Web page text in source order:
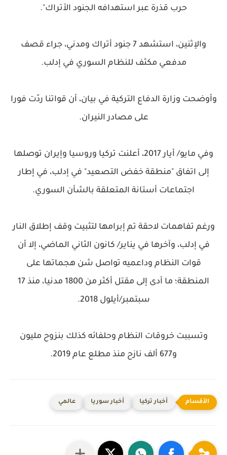
حرب قذرة عبر استهدافه الجنود الأتراك".
والإثنين، استشهد 7 جنود أتراك ومدني، جراء قصف
مدفعي مكثف للنظام السوري في إدلب.
وأوضحت وزارة الدفاع التركية في بيان، أن قواتنا ردّت فورا
على مصادر النيران.
وفي مايو/ أيار 2017، أعلنت تركيا وروسيا وإيران توصلها
إلى اتفاق "منطقة خفض التصعيد" في إدلب، في إطار
اجتماعات أستانة المتعلقة بالشأن السوري.
ورغم تفاهمات لاحقة تم إبرامها لتثبيت وقف إطلاق النار
في إدلب، وآخرها في يناير/ كانون الثاني الماضي، إلا أن
قوات النظام وداعميه تواصل شن هجماتها على
المنطقة؛ ما أدى إلى مقتل أكثر من 1800 مدنيا، منذ 17
سبتمبر/أيلول 2018.
وتسببت خروقات النظام وحلفائه كذلك بنزوح مليون
و677 ألف نازح منذ مطلع عام 2019.
أخبار تركيا أخبار سوريا عالمي